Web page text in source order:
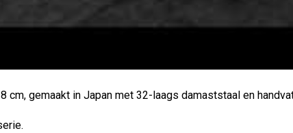
cm, gemaakt in Japan met 32-laags damaststaal en